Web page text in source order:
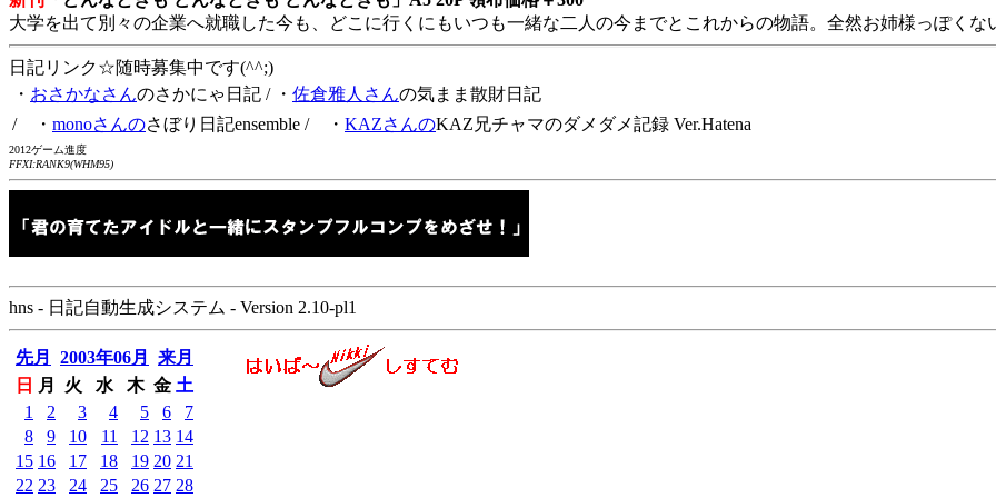
大学を出て別々の企業へ就職した今も、どこに行くにもいつも一緒な二人の今までとこれからの物語。全然お姉様っぽくな
日記リンク☆随時募集中です(^^;)
・ おさかなさんのさかにゃ日記 / ・ 佐倉雅人さんの気まま散財日記
/ ・ monoさんのさぼり日記ensemble / ・ KAZさんのKAZ兄チャマのダメダメ記録 Ver.Hatena
2012ゲーム進度
FFXI:RANK9(WHM95)
hns - 日記自動生成システム - Version 2.10-pl1
先月 2003年06月
来月
日
月 火 水 木 金 土
1
2 3 4 5 6
7
8
9 10 11 12 13 14
15 16 17 18 19 20 21
22 23 24 25 26 27 28